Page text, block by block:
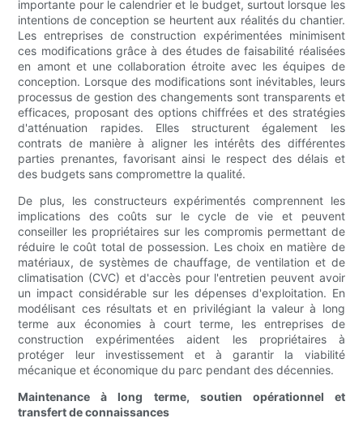
importante pour le calendrier et le budget, surtout lorsque les
intentions de conception se heurtent aux réalités du chantier.
Les entreprises de construction expérimentées minimisent
ces modifications grâce à des études de faisabilité réalisées
en amont et une collaboration étroite avec les équipes de
conception. Lorsque des modifications sont inévitables, leurs
processus de gestion des changements sont transparents et
efficaces, proposant des options chiffrées et des stratégies
d'atténuation rapides. Elles structurent également les
contrats de manière à aligner les intérêts des différentes
parties prenantes, favorisant ainsi le respect des délais et
des budgets sans compromettre la qualité.
De plus, les constructeurs expérimentés comprennent les
implications des coûts sur le cycle de vie et peuvent
conseiller les propriétaires sur les compromis permettant de
réduire le coût total de possession. Les choix en matière de
matériaux, de systèmes de chauffage, de ventilation et de
climatisation (CVC) et d'accès pour l'entretien peuvent avoir
un impact considérable sur les dépenses d'exploitation. En
modélisant ces résultats et en privilégiant la valeur à long
terme aux économies à court terme, les entreprises de
construction expérimentées aident les propriétaires à
protéger leur investissement et à garantir la viabilité
mécanique et économique du parc pendant des décennies.
Maintenance à long terme, soutien opérationnel et
transfert de connaissances